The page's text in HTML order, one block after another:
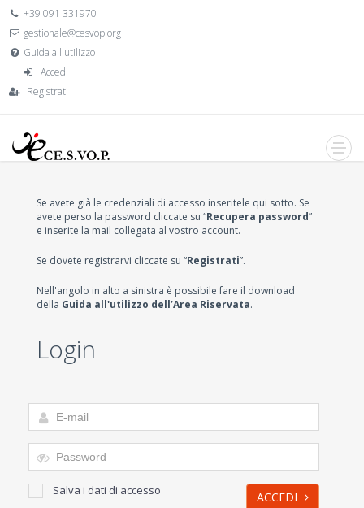
+39 091 331970
gestionale@cesvop.org
Guida all'utilizzo
Accedi
Registrati
Se avete già le credenziali di accesso inseritele qui sotto. Se
avete perso la password cliccate su “Recupera password”
e inserite la mail collegata al vostro account.
Se dovete registrarvi cliccate su “Registrati”.
Nell'angolo in alto a sinistra è possibile fare il download
della Guida all'utilizzo dell’Area Riservata.
Login
Salva i dati di accesso ACCEDI